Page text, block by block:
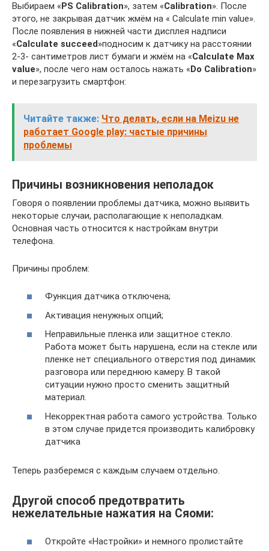
Выбираем «PS Calibration», затем «Calibration». После
этого, не закрывая датчик жмём на « Calculate min value».
После появления в нижней части дисплея надписи
«Calculate succeed»подносим к датчику на расстоянии
2-3- сантиметров лист бумаги и жмём на «Calculate Max
value», после чего нам осталось нажать «Do Calibration»
и перезагрузить смартфон:
Читайте также: Что делать, если на Meizu не
работает Google play: частые причины
проблемы
Причины возникновения неполадок
Говоря о появлении проблемы датчика, можно выявить
некоторые случаи, располагающие к неполадкам.
Основная часть относится к настройкам внутри
телефона.
Причины проблем:
Функция датчика отключена;
Активация ненужных опций;
Неправильные пленка или защитное стекло.
Работа может быть нарушена, если на стекле или
пленке нет специального отверстия под динамик
разговора или переднюю камеру. В такой
ситуации нужно просто сменить защитный
материал.
Некорректная работа самого устройства. Только
в этом случае придется производить калибровку
датчика
Теперь разберемся с каждым случаем отдельно.
Другой способ предотвратить
нежелательные нажатия на Сяоми:
Откройте «Настройки» и немного пролистайте